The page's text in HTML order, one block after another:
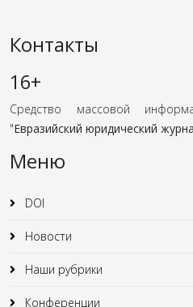
Контакты
16+
Средство массовой
"Евразийский юридический
Меню
DOI
Новости
Наши рубрики
Конференции